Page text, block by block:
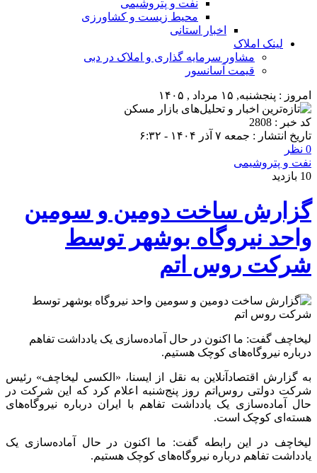
نفت و پتروشیمی
محیط زیست و کشاورزی
اخبار استانی
لینک املاک
مشاور سرمایه گذاری و املاک در دبی
قیمت آسانسور
امروز : پنجشنبه, ۱۵ مرداد , ۱۴۰۵
کد خبر : 2808
تاریخ انتشار : جمعه ۷ آذر ۱۴۰۴ - ۶:۳۲
0 نظر
نفت و پتروشیمی
10 بازدید
گزارش ساخت دومین و سومین
واحد نیروگاه بوشهر توسط
شرکت روس اتم
لیخاچف گفت: ما اکنون در حال آماده‌سازی یک یادداشت تفاهم
درباره نیروگاه‌های کوچک هستیم.
به گزارش اقتصادآنلاین به نقل از ایسنا، «الکسی لیخاچف» رئیس
شرکت دولتی روس‌اتم روز پنج‌شنبه اعلام کرد که این شرکت در
حال آماده‌سازی یک یادداشت تفاهم با ایران درباره نیروگاه‌های
هسته‌ای کوچک است.
لیخاچف در این رابطه گفت: ما اکنون در حال آماده‌سازی یک
یادداشت تفاهم درباره نیروگاه‌های کوچک هستیم.